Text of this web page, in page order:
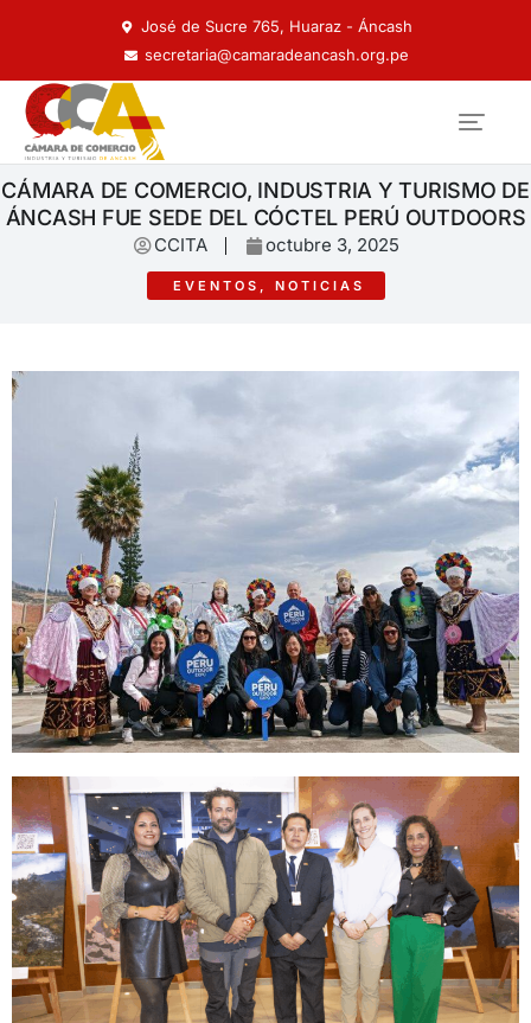
José de Sucre 765, Huaraz - Áncash
secretaria@camaradeancash.org.pe
CÁMARA DE COMERCIO, INDUSTRIA Y TURISMO DE
ÁNCASH FUE SEDE DEL CÓCTEL PERÚ OUTDOORS
CCITA octubre 3, 2025
EVENTOS , NOTICIAS